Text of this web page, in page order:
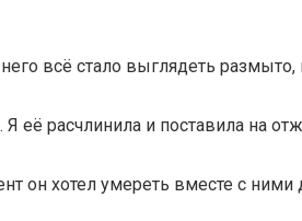
всё стало выглядеть размыто,
её расчлинила и поставила на
он хотел умереть вместе с